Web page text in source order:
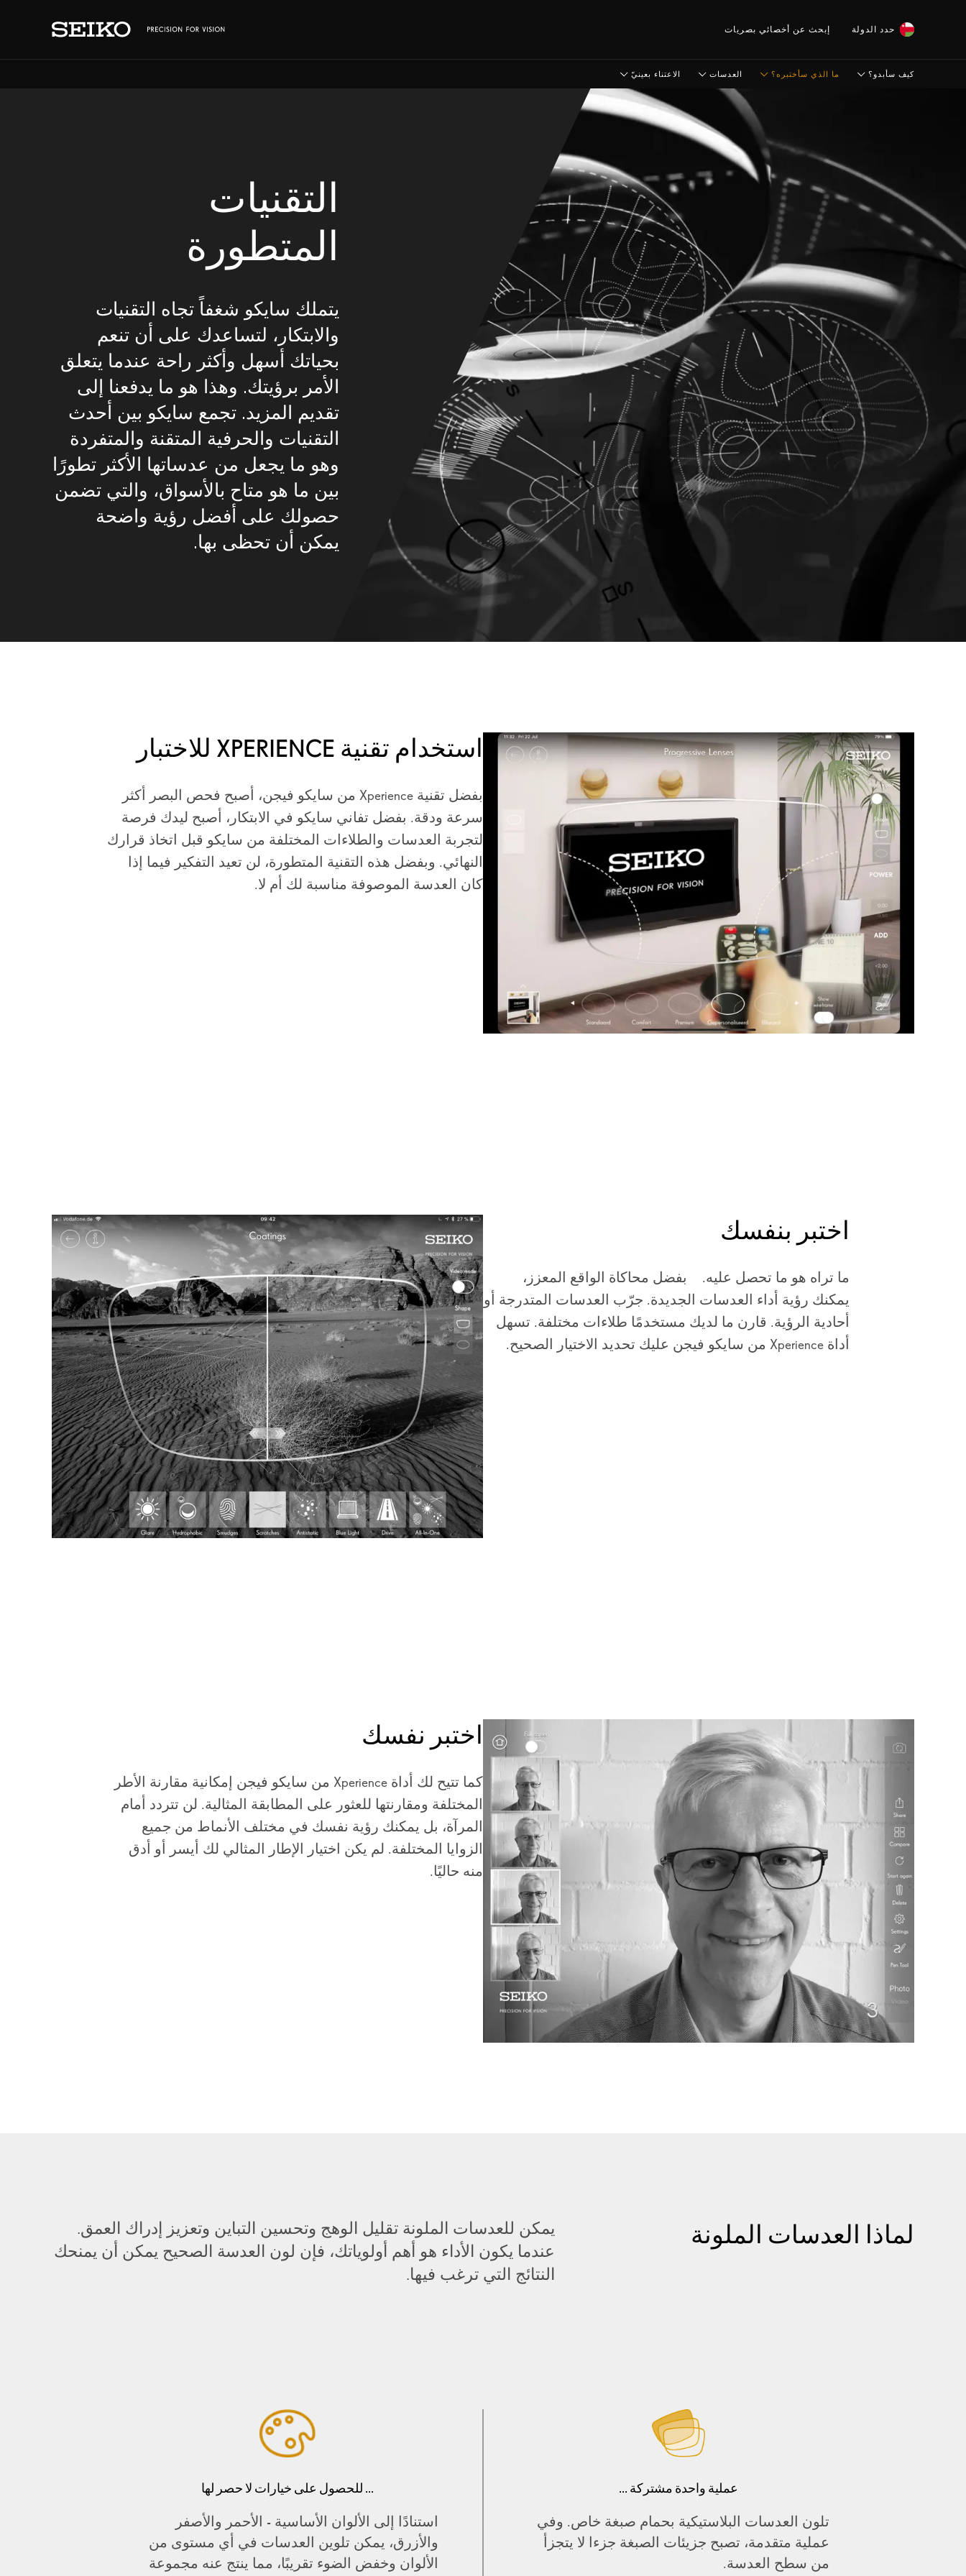
إبحث عن أخصائي بصريات حدد الدولة
الاعتناء بعينيّ العدسات ما الذي سأختبره؟ كيف سأبدو؟
التقنيات
المتطورة
يتملك سايكو شغفاً تجاه التقنيات
والابتكار، لتساعدك على أن تنعم
بحياتك أسهل وأكثر راحة عندما يتعلق
الأمر برؤيتك. وهذا هو ما يدفعنا إلى
تقديم المزيد. تجمع سايكو بين أحدث
التقنيات والحرفية المتقنة والمتفردة
وهو ما يجعل من عدساتها الأكثر تطورًا
بين ما هو متاح بالأسواق، والتي تضمن
حصولك على أفضل رؤية واضحة
يمكن أن تحظى بها.
استخدام تقنية XPERIENCE للاختبار
بفضل تقنية Xperience من سايكو فيجن، أصبح فحص البصر أكثر
سرعة ودقة. بفضل تفاني سايكو في الابتكار، أصبح ليدك فرصة
لتجربة العدسات والطلاءات المختلفة من سايكو قبل اتخاذ قرارك
النهائي. وبفضل هذه التقنية المتطورة، لن تعيد التفكير فيما إذا
كان العدسة الموصوفة مناسبة لك أم لا.
اختبر بنفسك
ما تراه هو ما تحصل عليه. بفضل محاكاة الواقع المعزز،
يمكنك رؤية أداء العدسات الجديدة. جرّب العدسات المتدرجة أو
أحادية الرؤية. قارن ما لديك مستخدمًا طلاءات مختلفة. تسهل
أداة Xperience من سايكو فيجن عليك تحديد الاختيار الصحيح.
اختبر نفسك
كما تتيح لك أداة Xperience من سايكو فيجن إمكانية مقارنة الأطر
المختلفة ومقارنتها للعثور على المطابقة المثالية. لن تتردد أمام
المرآة، بل يمكنك رؤية نفسك في مختلف الأنماط من جميع
الزوايا المختلفة. لم يكن اختيار الإطار المثالي لك أيسر أو أدق
منه حاليًا.
لماذا العدسات الملونة
يمكن للعدسات الملونة تقليل الوهج وتحسين التباين وتعزيز إدراك العمق.
عندما يكون الأداء هو أهم أولوياتك، فإن لون العدسة الصحيح يمكن أن يمنحك
النتائج التي ترغب فيها.
عملية واحدة مشتركة ...
تلون العدسات البلاستيكية بحمام صبغة خاص. وفي
عملية متقدمة، تصبح جزيئات الصبغة جزءا لا يتجزأ
من سطح العدسة.
... للحصول على خيارات لا حصر لها
استنادًا إلى الألوان الأساسية - الأحمر والأصفر
والأزرق، يمكن تلوين العدسات في أي مستوى من
الألوان وخفض الضوء تقريبًا، مما ينتج عنه مجموعة